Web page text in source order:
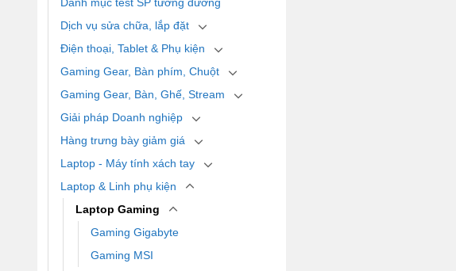
Dịch vụ sửa chữa, lắp đặt
Điện thoại, Tablet & Phụ kiện
Gaming Gear, Bàn phím, Chuột
Gaming Gear, Bàn, Ghế, Stream
Giải pháp Doanh nghiệp
Hàng trưng bày giảm giá
Laptop - Máy tính xách tay
Laptop & Linh phụ kiện
Laptop Gaming
Gaming Gigabyte
Gaming MSI